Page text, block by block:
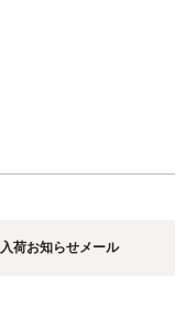
入荷お知らせメール